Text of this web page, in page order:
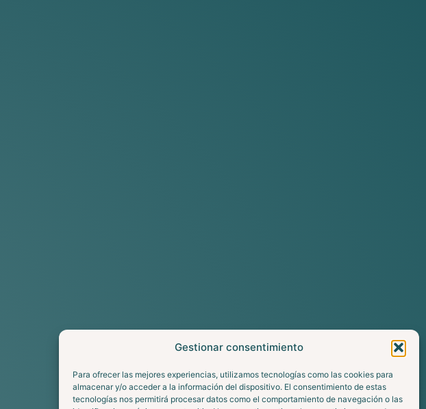
Gestionar consentimiento
Para ofrecer las mejores experiencias, utilizamos tecnologías como las cookies para
almacenar y/o acceder a la información del dispositivo. El consentimiento de estas
tecnologías nos permitirá procesar datos como el comportamiento de navegación o las